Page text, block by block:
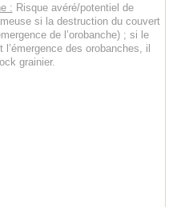
: Risque avéré/potentiel de
si la destruction du couvert
de l’orobanche) ; si le
des orobanches, il
grainier.